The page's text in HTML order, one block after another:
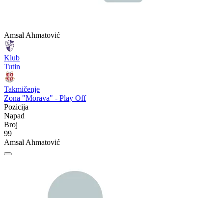
Amsal Ahmatović
Klub
Tutin
Takmičenje
Zona "Morava" - Play Off
Pozicija
Napad
Broj
99
Amsal Ahmatović